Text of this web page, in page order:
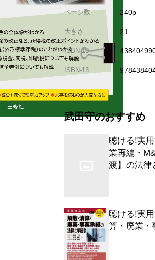
ページ数 240p
大きさ 21
ISBN-10
ISBN-13
武田守のおすすめ
聴ける!実
業再編・
渡】の法律
聴ける!実
算・廃業・